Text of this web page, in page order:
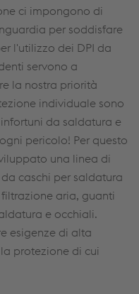
ci impongono di
per soddisfare
l'utilizzo dei DPI da
servono a
la nostra priorità
individuale sono
da saldatura e
pericolo! Per questo
una linea di
caschi per saldatura
aria, guanti
e occhiali.
esigenze di alta
protezione di cui